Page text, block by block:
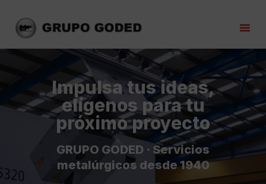
Impulsa tus ideas,
elígenos para tu
próximo proyecto
GRUPO GODED · Servicios
metalúrgicos desde 1940